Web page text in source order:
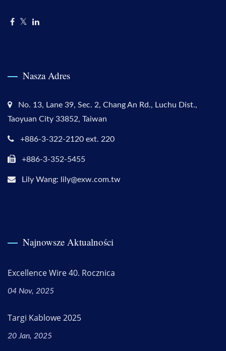
Nasza Adres
No. 13, Lane 39, Sec. 2, Chang An Rd., Luchu Dist.,
Taoyuan City 33852, Taiwan
+886-3-322-2120 ext. 220
+886-3-352-5455
Lily Wang: lily@exw.com.tw
Najnowsze Aktualności
Excellence Wire 40. Rocznica
04 Nov, 2025
Targi Kablowe 2025
20 Jan, 2025